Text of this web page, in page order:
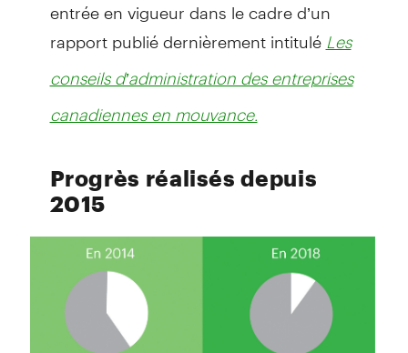
rapport publié dernièrement intitulé Les
conseils d’administration des entreprises
canadiennes en mouvance.
Progrès réalisés depuis
2015